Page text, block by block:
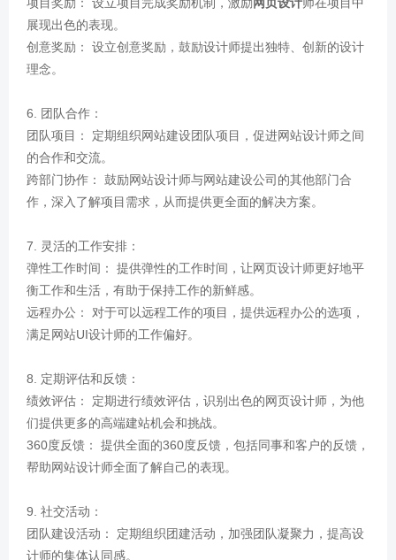
展现出色的表现。
创意奖励： 设立创意奖励，鼓励设计师提出独特、创新的设计
理念。
6. 团队合作：
团队项目： 定期组织网站建设团队项目，促进网站设计师之间
的合作和交流。
跨部门协作： 鼓励网站设计师与网站建设公司的其他部门合
作，深入了解项目需求，从而提供更全面的解决方案。
7. 灵活的工作安排：
弹性工作时间： 提供弹性的工作时间，让网页设计师更好地平
衡工作和生活，有助于保持工作的新鲜感。
远程办公： 对于可以远程工作的项目，提供远程办公的选项，
满足网站UI设计师的工作偏好。
8. 定期评估和反馈：
绩效评估： 定期进行绩效评估，识别出色的网页设计师，为他
们提供更多的高端建站机会和挑战。
360度反馈： 提供全面的360度反馈，包括同事和客户的反馈，
帮助网站设计师全面了解自己的表现。
9. 社交活动：
团队建设活动： 定期组织团建活动，加强团队凝聚力，提高设
计师的集体认同感。